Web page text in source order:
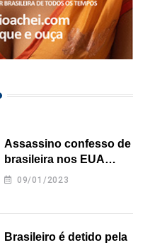
Assassino confesso de
brasileira nos EUA
revela onde deixou o
09/01/2023
Brasileiro é detido pela